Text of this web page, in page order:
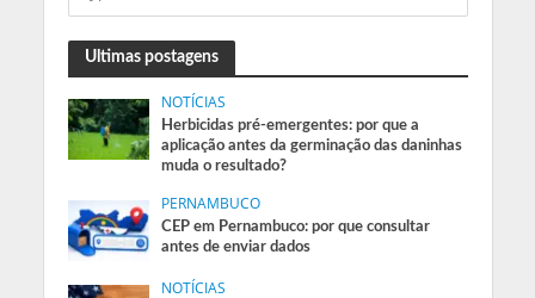
Ultimas postagens
NOTÍCIAS
Herbicidas pré-emergentes: por que a
aplicação antes da germinação das daninhas
muda o resultado?
PERNAMBUCO
CEP em Pernambuco: por que consultar
antes de enviar dados
NOTÍCIAS